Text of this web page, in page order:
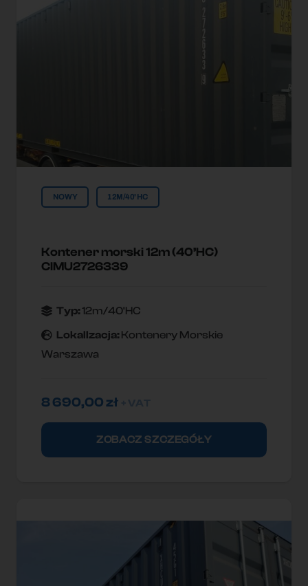
NOWY 12M/40'HC
Kontener morski 12m (40’HC)
CIMU2726339
Typ:12m/40'HC
Lokallzacja: Kontenery Morskie
Warszawa
8 690,00zł
ZOBACZ SZCZEGÓŁY